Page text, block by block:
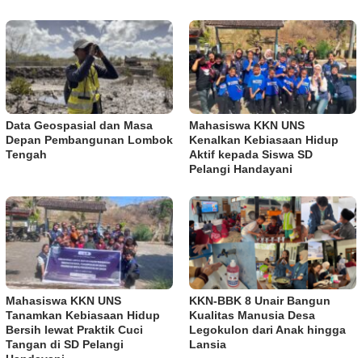
Data Geospasial dan Masa
Depan Pembangunan Lombok
Tengah
Mahasiswa KKN UNS
Kenalkan Kebiasaan Hidup
Aktif kepada Siswa SD
Pelangi Handayani
Mahasiswa KKN UNS
Tanamkan Kebiasaan Hidup
Bersih lewat Praktik Cuci
Tangan di SD Pelangi
KKN-BBK 8 Unair Bangun
Kualitas Manusia Desa
Legokulon dari Anak hingga
Lansia